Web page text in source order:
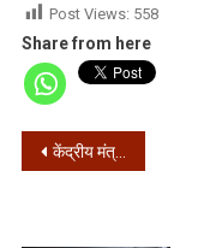
Post Views: 558
Share from here
Post
केंद्रीय मंत्री नितिन गडकरी कोरोना संक्रमित